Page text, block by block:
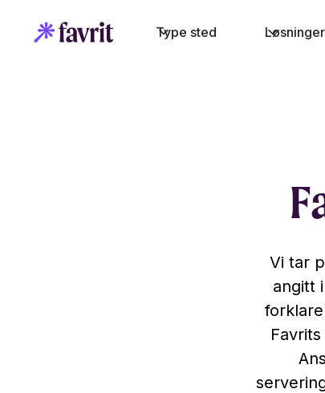
Type sted Løsninger
Vi tar
angitt